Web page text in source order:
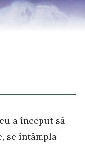
a început să
se întâmpla